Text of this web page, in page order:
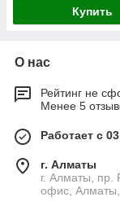
Купить
О нас
Рейтинг не
Менее 5
Работает с
г. Алматы
г. Алматы, пр.
офис, Алматы,